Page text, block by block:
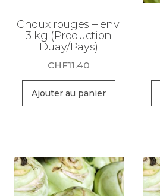
Choux rouges – env.
3 kg (Production
Duay/Pays)
CHF11.40
Ajouter au panier